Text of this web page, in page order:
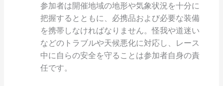
参加者は開催地域の地形や気象状況を十分に
把握するとともに、必携品および必要な装備
を携帯しなければなりません。怪我や道迷い
などのトラブルや天候悪化に対応し、レース
中に自らの安全を守ることは参加者自身の責
任です。